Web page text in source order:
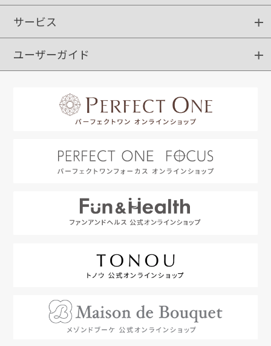
ショッピングガイド
ご注文方法
送料・配送
クーポンご利用方法
サービス
定期購入
ポイントサービス
お知らせメール
ユーザーガイド